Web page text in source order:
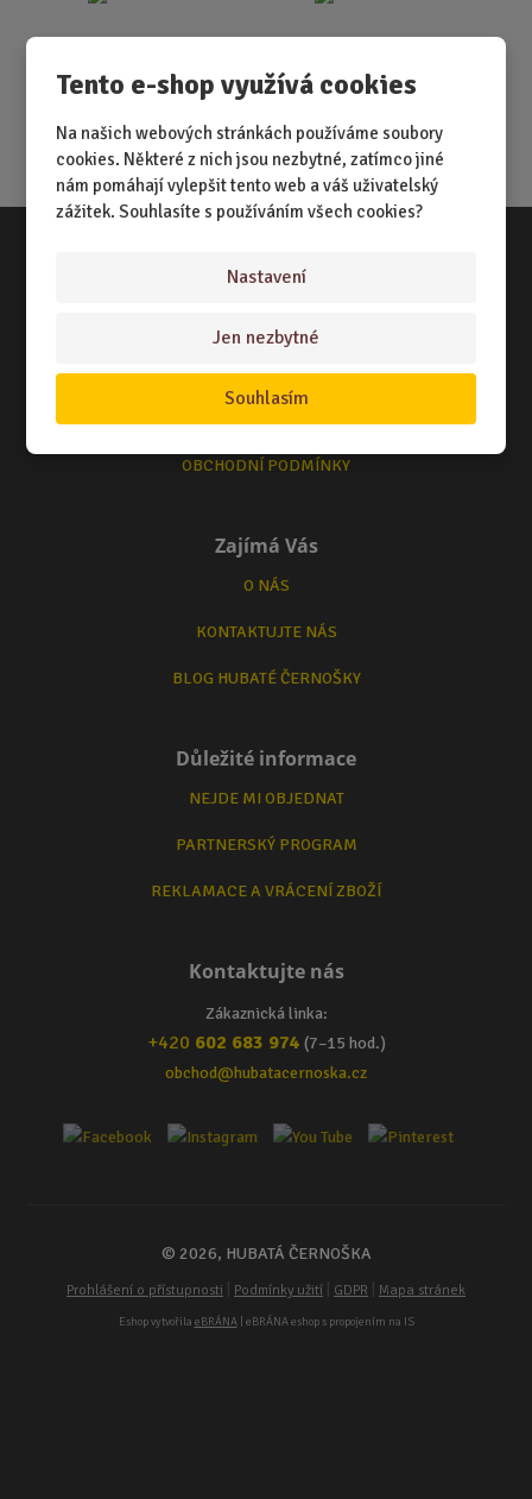
Tento e-shop využívá cookies
Na našich webových stránkách používáme soubory
cookies. Některé z nich jsou nezbytné, zatímco jiné
nám pomáhají vylepšit tento web a váš uživatelský
zážitek. Souhlasíte s používáním všech cookies?
Nastavení
Jen nezbytné
Souhlasím
Vše o nákupu
NÁKUPNÍ RÁDCE
TERMÍNY ODESLÁNÍ ZBOŽÍ
ZPŮSOB DORUČENÍ
OBCHODNÍ PODMÍNKY
Zajímá Vás
O NÁS
KONTAKTUJTE NÁS
BLOG HUBATÉ ČERNOŠKY
Důležité informace
NEJDE MI OBJEDNAT
PARTNERSKÝ PROGRAM
REKLAMACE A VRÁCENÍ ZBOŽÍ
Kontaktujte nás
Zákaznická linka:
+420 602 683 974 (7–15 hod.)
obchod@hubatacernoska.cz
© 2026, HUBATÁ ČERNOŠKA
Prohlášení o přístupnosti Podmínky užití GDPR Mapa stránek
Eshop vytvořila eBRÁNA| eBRÁNA eshop s propojením na IS